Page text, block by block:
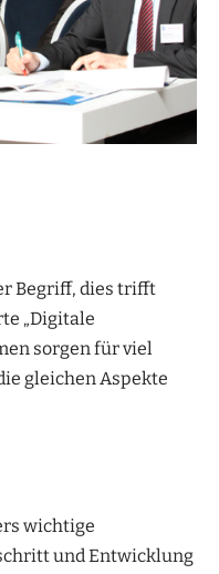
Begriff, dies trifft
„Digitale
sorgen für viel
gleichen Aspekte
wichtige
und Entwicklung